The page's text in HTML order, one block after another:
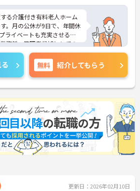
る介護付き有料老人ホーム
。月の公休が9日で、年間休
ライベートも充実させるこ
務兼、管理者候補としての
す。ご興味のある方は面接
しますのでお気軽にお問い
無料 紹介してもらう
更新日：2026年02月10日